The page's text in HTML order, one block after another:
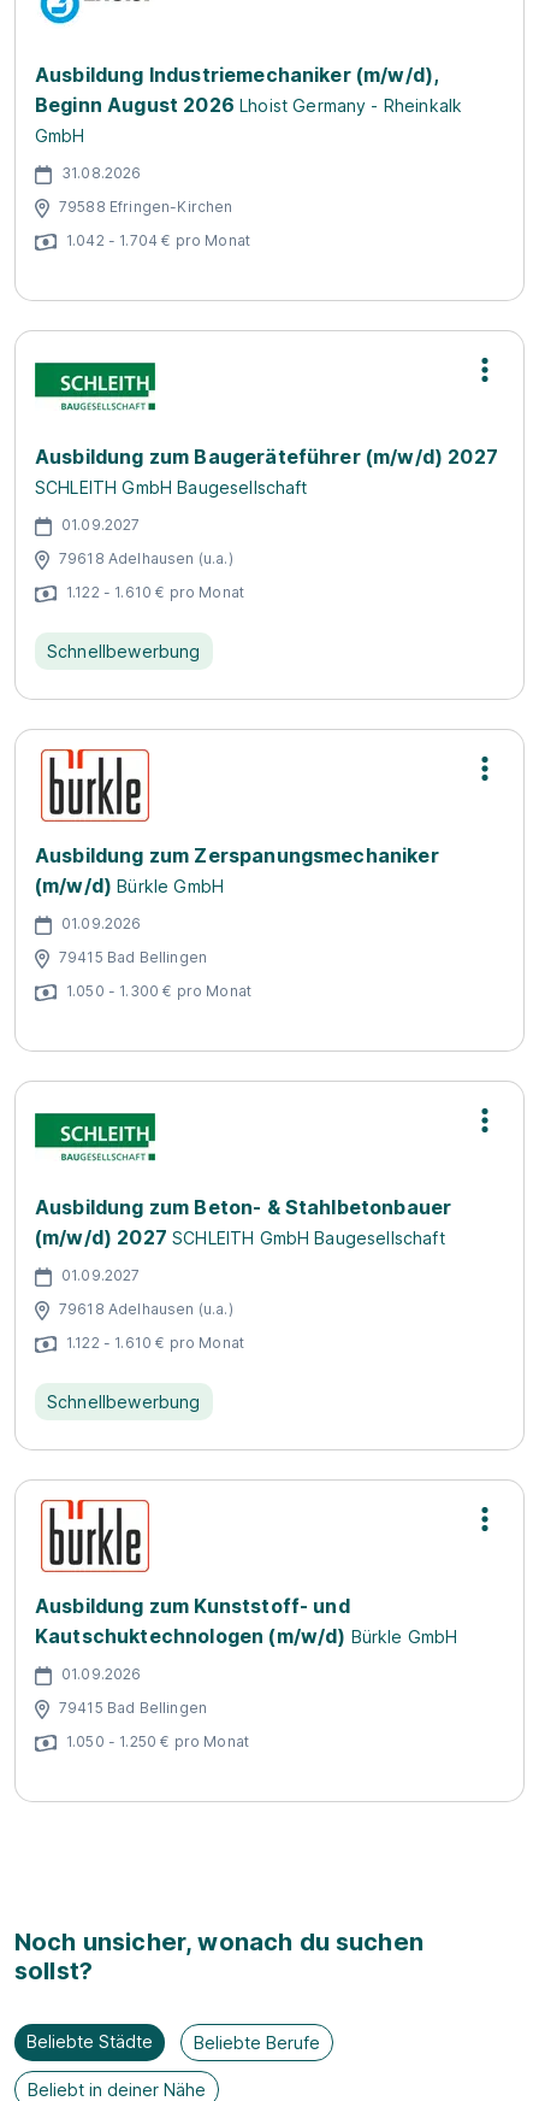
Ausbildung Industriemechaniker (m/w/d),
Beginn August 2026 Lhoist Germany - Rheinkalk
GmbH
31.08.2026
79588 Efringen-Kirchen
1.042 - 1.704 € pro Monat
Ausbildung zum Baugeräteführer (m/w/d) 2027
SCHLEITH GmbH Baugesellschaft
01.09.2027
79618 Adelhausen (u.a.)
1.122 - 1.610 € pro Monat
Schnellbewerbung
Ausbildung zum Zerspanungsmechaniker
(m/w/d) Bürkle GmbH
01.09.2026
79415 Bad Bellingen
1.050 - 1.300 € pro Monat
Ausbildung zum Beton- & Stahlbetonbauer
(m/w/d) 2027 SCHLEITH GmbH Baugesellschaft
01.09.2027
79618 Adelhausen (u.a.)
1.122 - 1.610 € pro Monat
Schnellbewerbung
Ausbildung zum Kunststoff- und
Kautschuktechnologen (m/w/d) Bürkle GmbH
01.09.2026
79415 Bad Bellingen
1.050 - 1.250 € pro Monat
Noch unsicher, wonach du suchen
sollst?
Beliebte Städte Beliebte Berufe
Beliebt in deiner Nähe